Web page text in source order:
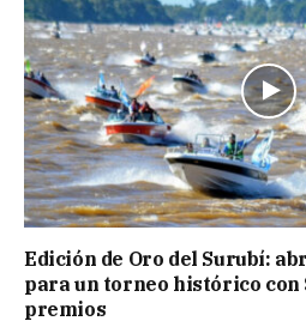
Edición de Oro del Surubí:
para un torneo histórico con
premios